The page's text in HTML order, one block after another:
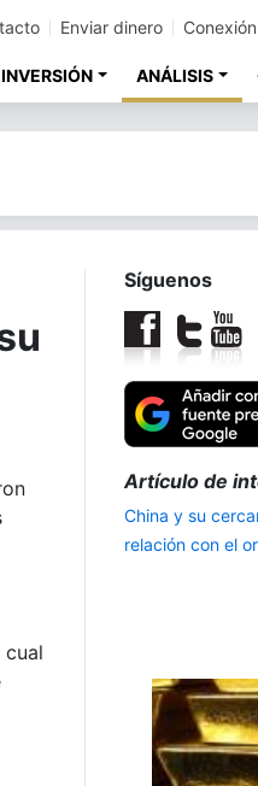
Enviar dinero Conexión
ANÁLISIS
cual
Síguenos
Trilogía:
La demanda de